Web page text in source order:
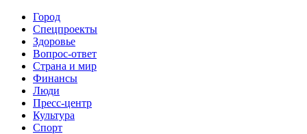
Город
Спецпроекты
Здоровье
Вопрос-ответ
Страна и мир
Финансы
Люди
Пресс-центр
Культура
Спорт